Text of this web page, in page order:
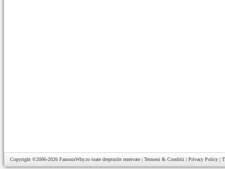
Copyright ©2006-2026 FamousWhy.ro toate drepturile rezervate | Termeni & Conditii | Privacy Policy |